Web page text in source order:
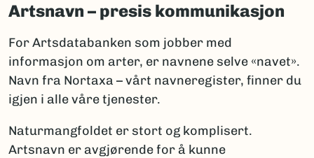
Artsnavn – presis kommunikasjon
For Artsdatabanken som jobber med
informasjon om arter, er navnene selve «navet».
Navn fra Nortaxa – vårt navneregister, finner du
igjen i alle våre tjenester.
Naturmangfoldet er stort og komplisert.
Artsnavn er avgjørende for å kunne